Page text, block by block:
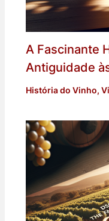
A Fascinante
Antiguidade
História do Vinho,